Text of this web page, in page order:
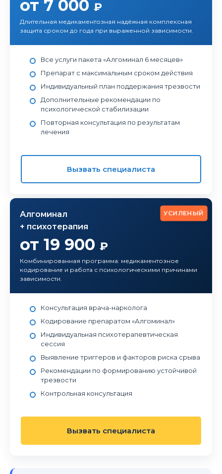
от 7 000 ₽
Длительная медикаментозная надёжная комплексная
защита сроком до года при выраженной зависимости.
Все услуги пакета «Алгоминал 6 месяцев»
Препарат с максимальным сроком действия
Индивидуальный план поддержания трезвости
Дополнительные рекомендации по
психологической стабилизации
Повторная консультация по результатам
лечения
Вызвать специалиста
УСИЛЕНЫЙ
Алгоминал
+ психотерапия
от 19 900 ₽
Комбинированная программа: медикаментозное
кодирование и работа с психологическими причинами
зависимости.
Консультация врача-нарколога
Кодирование препаратом «Алгоминал»
Индивидуальная психотерапевтическая
сессия
Выявление триггеров и факторов риска срыва
Рекомендации по формированию устойчивой
трезвости
Контрольная консультация
Вызвать специалиста